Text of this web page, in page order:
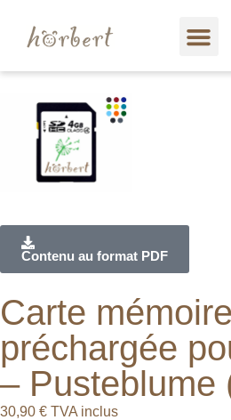
Contenu au format PDF
Carte mémoire
préchargée
– Pusteblume
30,90 € TVA inclus